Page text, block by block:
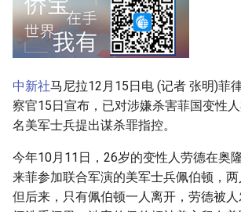
n
g
e
a
r
c
中新社马尼拉12月15日电 (记者 张明)菲
察官15日宣布，已对涉嫌杀害菲国变性人
名美军士兵提出谋杀罪指控。
今年10月11日，26岁的变性人劳德在奥
来菲参加联合军演的美军士兵佩伯顿，两
但后来，只有佩伯顿一人离开，劳德被